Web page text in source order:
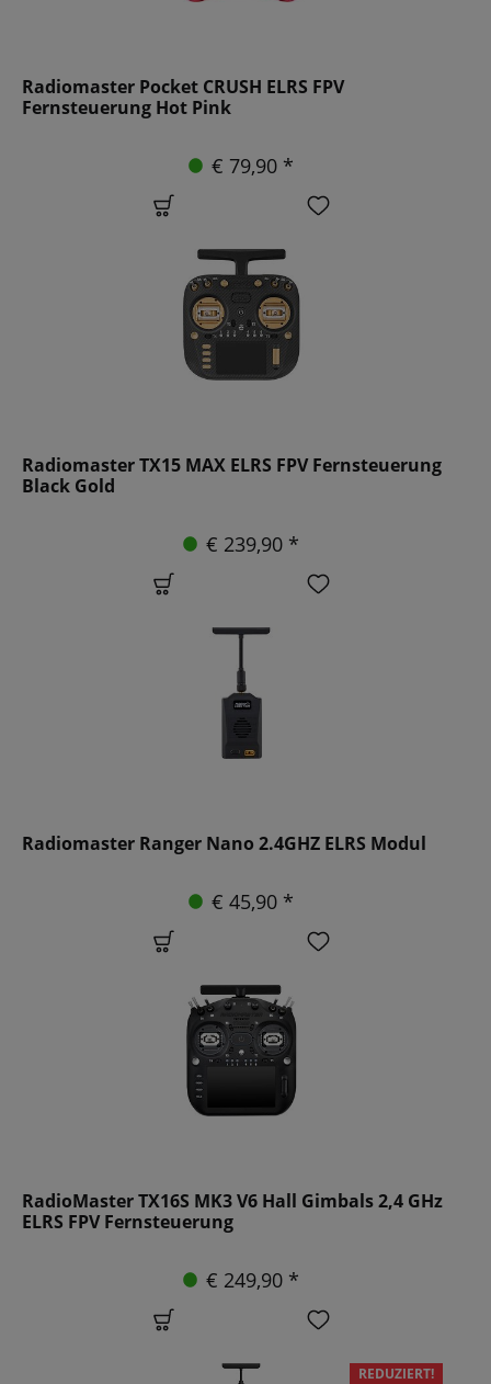
Radiomaster Pocket CRUSH ELRS FPV
Fernsteuerung Hot Pink
€ 79,90 *
Radiomaster TX15 MAX ELRS FPV Fernsteuerung
Black Gold
€ 239,90 *
Radiomaster Ranger Nano 2.4GHZ ELRS Modul
€ 45,90 *
RadioMaster TX16S MK3 V6 Hall Gimbals 2,4 GHz
ELRS FPV Fernsteuerung
€ 249,90 *
REDUZIERT!